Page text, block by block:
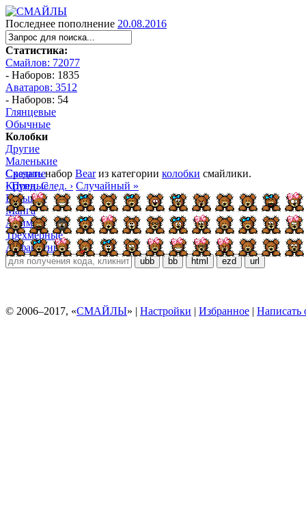
Последнее пополнение 20.08.2016
Статистика:
Смайлов: 72077
- Наборов: 1835
Аватаров: 3512
- Наборов: 54
Глянцевые
Обычные
Колобки
Другие
Маленькие
Средние
Крупные
Большие
Манга
Аниме
Трёхмерные
Алфавитные
ubb bb html ezd url
Скачатьнабор Bearиз категории колобки смайлики.
‹ Пред. След. › Случайный »
© 2006–2017, «СМАЙЛЫ» | Настройки | Избранное | Написать